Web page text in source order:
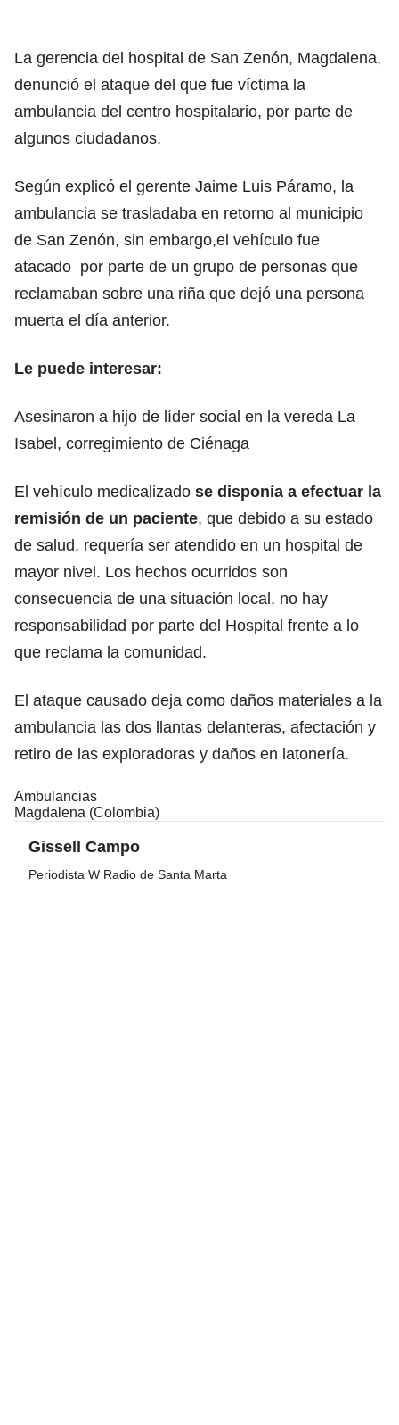
La gerencia del hospital de San Zenón, Magdalena,
denunció el ataque del que fue víctima la
ambulancia del centro hospitalario, por parte de
algunos ciudadanos.
Según explicó el gerente Jaime Luis Páramo, la
ambulancia se trasladaba en retorno al municipio
de San Zenón, sin embargo,el vehículo fue
atacado por parte de un grupo de personas que
reclamaban sobre una riña que dejó una persona
muerta el día anterior.
Le puede interesar:
Asesinaron a hijo de líder social en la vereda La
Isabel, corregimiento de Ciénaga
El vehículo medicalizado se disponía a efectuar la
remisión de un paciente, que debido a su estado
de salud, requería ser atendido en un hospital de
mayor nivel. Los hechos ocurridos son
consecuencia de una situación local, no hay
responsabilidad por parte del Hospital frente a lo
que reclama la comunidad.
El ataque causado deja como daños materiales a la
ambulancia las dos llantas delanteras, afectación y
retiro de las exploradoras y daños en latonería.
Ambulancias
Magdalena (Colombia)
Gissell Campo
Periodista W Radio de Santa Marta